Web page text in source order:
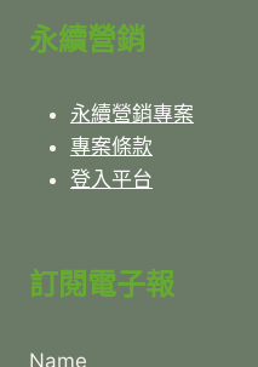
永續營銷
永續營銷專案
專案條款
登入平台
訂閱電子報
Name